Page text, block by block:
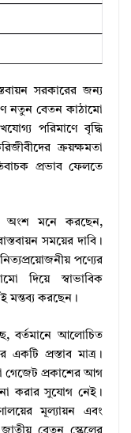
সরকারের জন্য
নতুন বেতন কাঠামো
পরিমাণে বৃদ্ধি
ক্রয়ক্ষমতা
প্রভাব ফেলতে
অংশ মনে করছেন,
সময়ের দাবি।
পণ্যের
দিয়ে স্বাভাবিক
মন্তব্য করছেন।
বর্তমানে আলোচিত
একটি প্রস্তাব মাত্র।
গেজেট প্রকাশের আগ
করার সুযোগ নেই।
মূল্যায়ন এবং